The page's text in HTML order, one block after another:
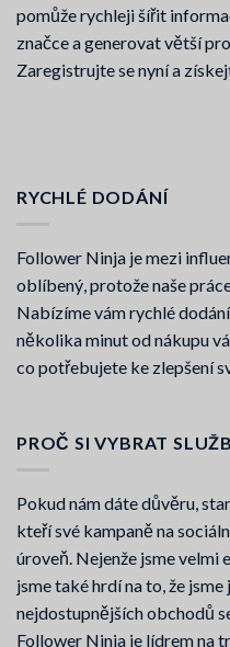
pomůže rychleji šířit
značce a generovat větší
Zaregistrujte se nyní a
RYCHLÉ DODÁNÍ
Follower Ninja je mezi
oblíbený, protože naše
Nabízíme vám rychlé
několika minut od nákupu
co potřebujete ke zlepšení
PROČ SI VYBRAT
Pokud nám dáte důvěru,
kteří své kampaně na
úroveň. Nejenže jsme velmi
jsme také hrdí na to, že
nejdostupnějších obchodů
Follower Ninja je lídrem na